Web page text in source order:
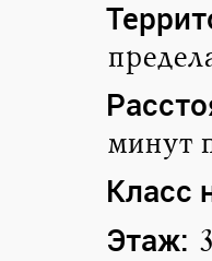
минут
Класс
Этаж: